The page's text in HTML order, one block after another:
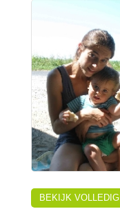
BEKIJK VOLLEDIG